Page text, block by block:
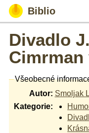
Biblio
Divadlo
Všeobecné
Autor: Smoljak
Kategorie: